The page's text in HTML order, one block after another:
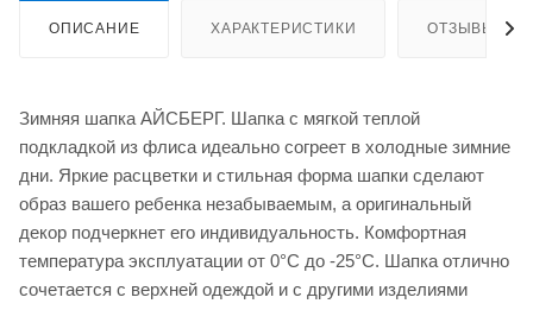
ОПИСАНИЕ ХАРАКТЕРИСТИКИ ОТЗЫВЫ
Зимняя шапка АЙСБЕРГ. Шапка с мягкой теплой
подкладкой из флиса идеально согреет в холодные зимние
дни. Яркие расцветки и стильная форма шапки сделают
образ вашего ребенка незабываемым, а оригинальный
декор подчеркнет его индивидуальность. Комфортная
температура эксплуатации от 0°С до -25°С. Шапка отлично
сочетается с верхней одеждой и с другими изделиями